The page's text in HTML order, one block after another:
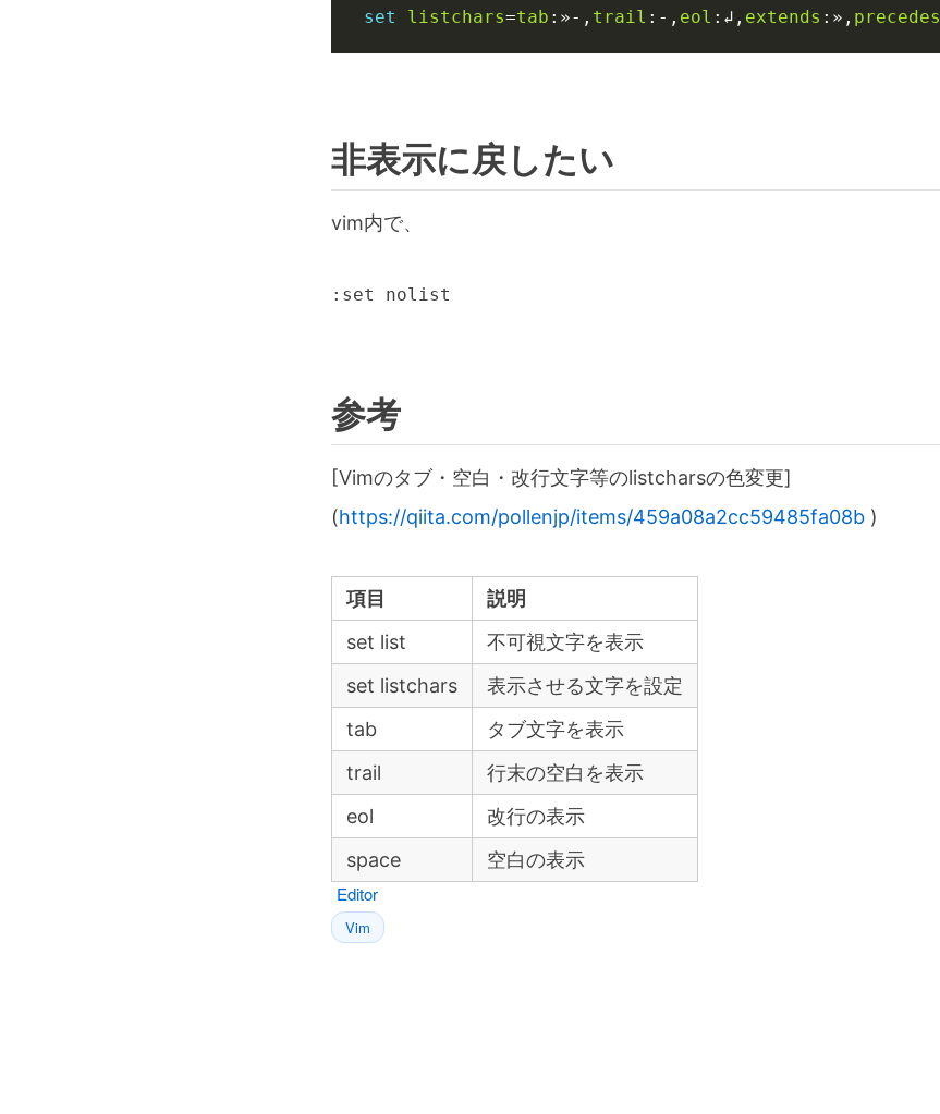
set
listchars=tab :»-, trail : -, eol :↲ , extends :» , precedes
非表示に戻したい
vim内で、
:set nolist
参考
[Vimのタブ・空白・改行文字等のlistcharsの色変更]
(https://qiita.com/pollenjp/items/459a08a2cc59485fa08b )
項目
説明
set list
不可視文字を表示
set listchars
表示させる文字を設定
tab
タブ文字を表示
trail
行末の空白を表示
eol
改行の表示
space
空白の表示
Editor
Vim